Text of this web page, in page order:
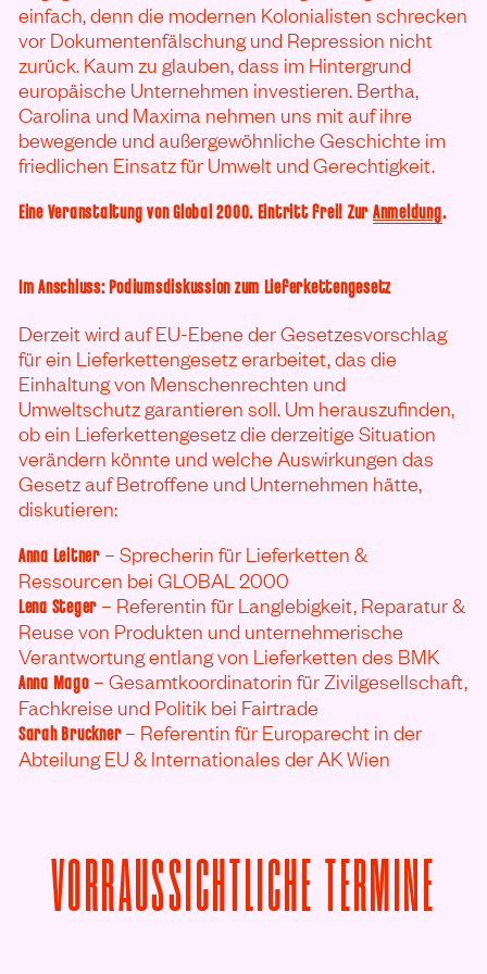
einfach, denn die modernen Kolonialisten schrecken
vor Dokumentenfälschung und Repression nicht
zurück. Kaum zu glauben, dass im Hintergrund
europäische Unternehmen investieren. Bertha,
Carolina und Maxima nehmen uns mit auf ihre
bewegende und außergewöhnliche Geschichte im
friedlichen Einsatz für Umwelt und Gerechtigkeit.
Eine Veranstaltung von Global 2000. Eintritt frei! ZurAnmeldung.
Im Anschluss: Podiumsdiskussion zum Lieferkettengesetz
Derzeit wird auf EU-Ebene der Gesetzesvorschlag
für ein Lieferkettengesetz erarbeitet, das die
Einhaltung von Menschenrechten und
Umweltschutz garantieren soll. Um herauszufinden,
ob ein Lieferkettengesetz die derzeitige Situation
verändern könnte und welche Auswirkungen das
Gesetz auf Betroffene und Unternehmen hätte,
diskutieren:
Anna Leitner– Sprecherin für Lieferketten &
Ressourcen bei GLOBAL 2000
Lena Steger – Referentin für Langlebigkeit, Reparatur &
Reuse von Produkten und unternehmerische
Verantwortung entlang von Lieferketten des BMK
Anna Mago– Gesamtkoordinatorin für Zivilgesellschaft,
Fachkreise und Politik bei Fairtrade
Sarah Bruckner– Referentin für Europarecht in der
Abteilung EU & Internationales der AK Wien
VORRAUSSICHTLICHE TERMINE